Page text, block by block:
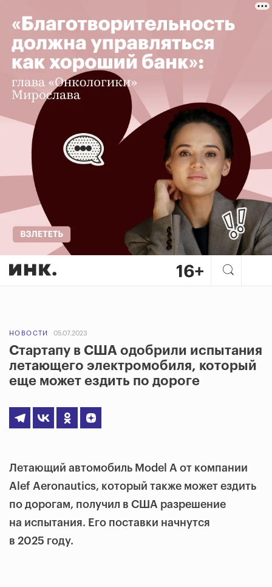
НОВОСТИ 05.07.2023
Стартапу в США одобрили испытания
летающего электромобиля, который
еще может ездить по дороге
Летающий автомобиль Model A от компании
Alef Aeronautics, который также может ездить
по дорогам, получил в США разрешение
на испытания. Его поставки начнутся
в 2025 году.